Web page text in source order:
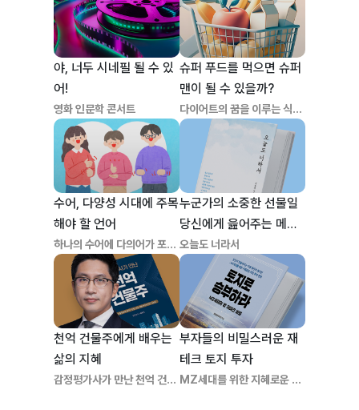
야, 너두 시네필 될 수 있
어!
영화 인문학 콘서트
슈퍼 푸드를 먹으면 슈퍼
맨이 될 수 있을까?
다이어트의 꿈을 이루는 식사
습관
수어, 다양성 시대에 주목
해야 할 언어
하나의 수어에 다의어가 포함
된 수어국어사전
누군가의 소중한 선물일
당신에게 읊어주는 메시
지
오늘도 너라서
천억 건물주에게 배우는
삶의 지혜
감정평가사가 만난 천억 건물
부자들의 비밀스러운 재
테크 토지 투자
MZ세대를 위한 지혜로운 토